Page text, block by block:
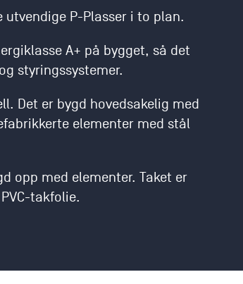
P-Plasser i to plan.
A+ på bygget, så det
styringssystemer.
Det er bygd hovedsakelig med
elementer med stål
opp med elementer. Taket er
takfolie.